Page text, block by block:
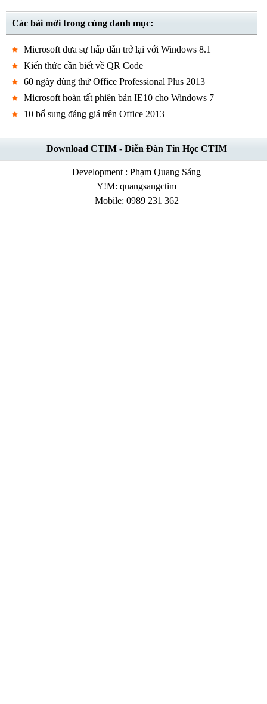
Các bài mới trong cùng danh mục:
Microsoft đưa sự hấp dẫn trở lại với Windows 8.1
Kiến thức cần biết về QR Code
60 ngày dùng thử Office Professional Plus 2013
Microsoft hoàn tất phiên bản IE10 cho Windows 7
10 bổ sung đáng giá trên Office 2013
Download CTIM - Diễn Đàn Tin Học CTIM
Development : Phạm Quang Sáng
Y!M: quangsangctim
Mobile: 0989 231 362